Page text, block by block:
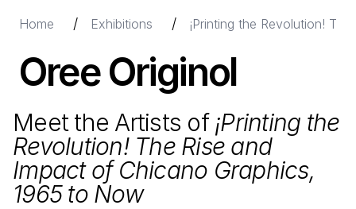
Home / Exhibitions / ¡Printing the Revolution!
Oree Originol
Meet the Artists of ¡Printing the
Revolution! The Rise and
Impact of Chicano Graphics,
1965to Now